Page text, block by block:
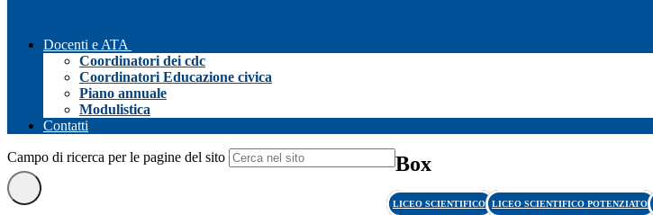
Docenti e ATA
Coordinatori dei cdc
Coordinatori Educazione civica
Piano annuale
Modulistica
Contatti
Campo di ricerca per le pagine del sito Box
LICEO SCIENTIFICO LICEO SCIENTIFICO POTENZIATO